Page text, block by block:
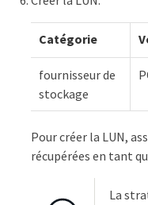
Catégorie
fournisseur de
stockage
Pour créer la LUN,
récupérées en tant
La